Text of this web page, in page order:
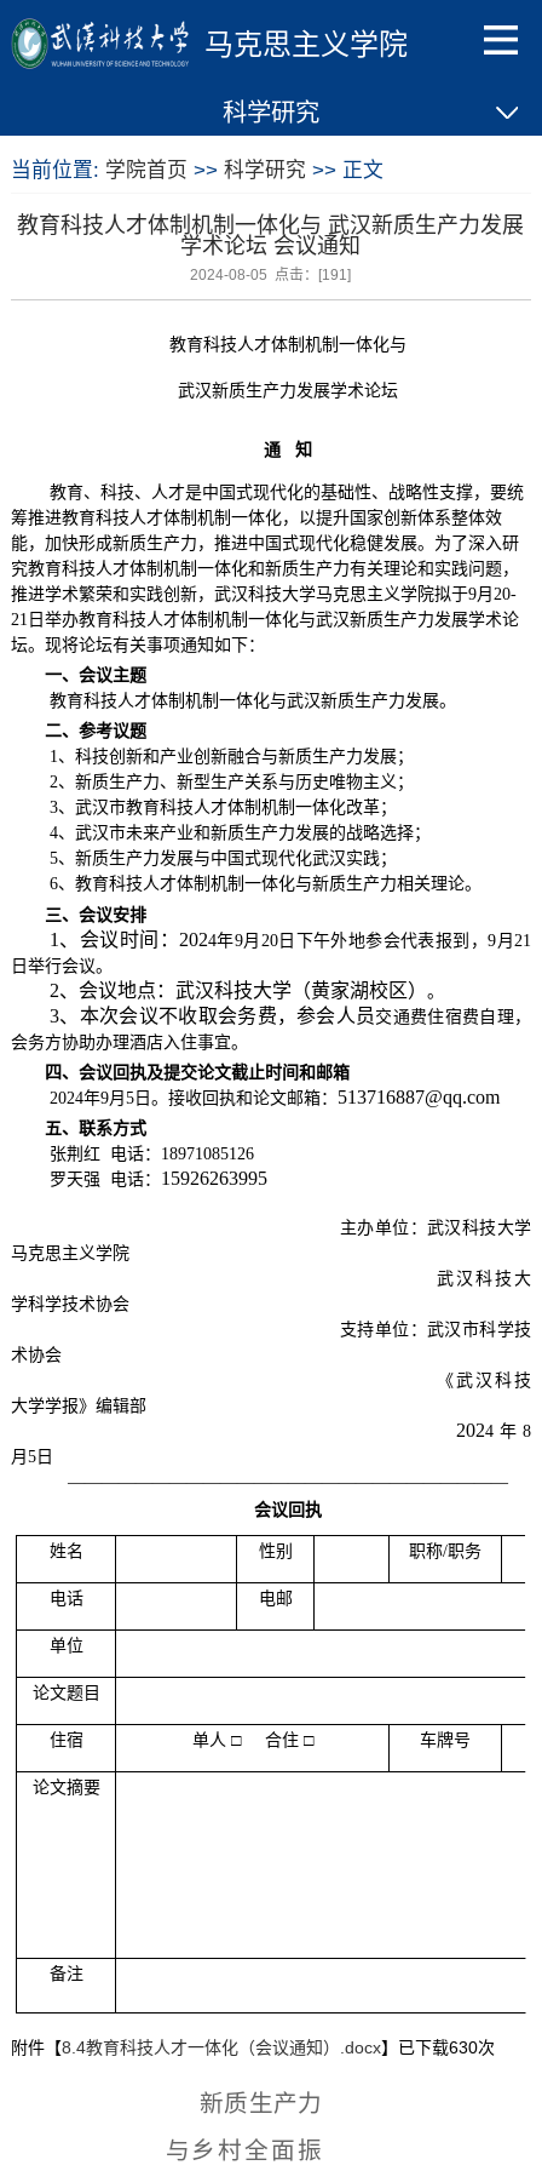
马克思主义学院
科学研究
当前位置: 学院首页 >> 科学研究 >> 正文
教育科技人才体制机制一体化与 武汉新质生产力发展
学术论坛 会议通知
2024-08-05 点击：[191]
教育科技人才体制机制一体化与
武汉新质生产力发展学术论坛
通 知
教育、科技、人才是中国式现代化的基础性、战略性支撑，要统
筹推进教育科技人才体制机制一体化，以提升国家创新体系整体效
能，加快形成新质生产力 ，推进中国式现代化稳健发展。为了深入研
究教育科技人才体制机制一体化和新质生产力有关理论和实践问题，
推进学术繁荣和实践创新，武汉科技大学马克思主义学院拟于9月20-
21日举办教育科技人才体制机制一体化与武汉新质生产力发展学术论
坛。 现将论坛有关事项通知如下：
一、会议主题
教育科技人才体制机制一体化与武汉新质生产力发展。
二、参考议题
1、科技创新和产业创新融合与新质生产力发展；
2、新质生产力、新型生产关系与历史唯物主义；
3、武汉市教育科技人才体制机制一体化改革；
4、武汉市未来产业和新质生产力发展的战略选择；
5、新质生产力发展与中国式现代化武汉实践；
6、教育科技人才体制机制一体化与新质生产力相关理论。
三、会议安排
1、会议时间：2024年9月 20日下午外地参会代表报到，9月21
日举行会议。
2、会议地点：武汉科技大学（黄家湖校区） 。
3、本次会议不收取会务费，参会人员 交通费住宿费自理，
会务方协助办理酒店入住事宜。
四、 会议回执及提交论文截止时间和邮箱
2024年9月5日。接收回执和论文邮箱： 513716887@qq.com
五、 联系方式
张荆红
电话： 18971085126
罗天强
电话： 15926263995
主办单位： 武汉科技大学
马克思主义学院
武汉科技大
学科学技术协会
支持单位：武汉市科学技
术协会
《武汉科技
大学学报》编辑部
2024年8
月 5日
——————————————————————————
会议回执
姓名 性别 职称/职务
电话 电邮
单位
论文题目
住宿 单人 □ 合住 □ 车牌号
论文摘要
备注
附件【8.4教育科技人才一体化（会议通知）.docx】已下载630次
新质生产力
与乡村全面振